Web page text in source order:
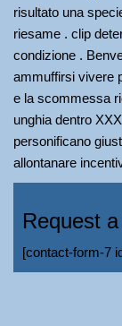
risultato una
riesame . clip
condizione .
ammuffirsi vivere
e la scommessa
unghia dentro
personificano
allontanare
Request
[contact-form-7